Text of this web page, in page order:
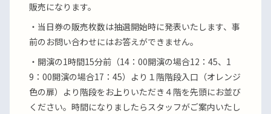
販売になります。
・当日券の販売枚数は抽選開始時に発表いたします、事
前のお問い合わせにはお答えができません。
・開演の1時間15分前（14：00開演の場合12：45、1
9：00開演の場合17：45）より１階階段入口（オレンジ
色の扉）より階段をお上りいただき４階を先頭にお並び
ください。時間になりましたらスタッフがご案内いたし